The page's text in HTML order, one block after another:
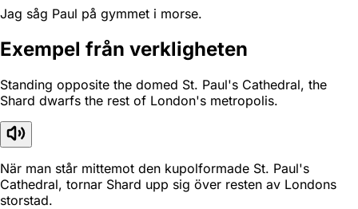
Jag såg Paul på gymmet i morse.
Exempel från verkligheten
Standing opposite the domed St. Paul's Cathedral, the
Shard dwarfs the rest of London's metropolis.
När man står mittemot den kupolformade St. Paul's
Cathedral, tornar Shard upp sig över resten av Londons
storstad.